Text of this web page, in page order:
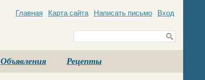
Главная Карта сайта Написать письмо Вход
Объявления Рецепты